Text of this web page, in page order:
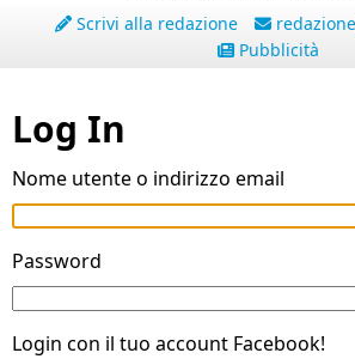
Scrivi alla redazione
Pubblicità
Log In
Nome utente o indirizzo email
Password
Login con il tuo account Facebook!